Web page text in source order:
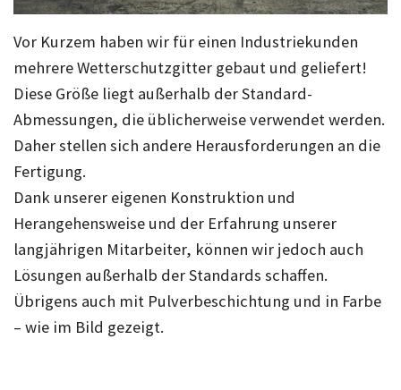
Vor Kurzem haben wir für einen Industriekunden
mehrere Wetterschutzgitter gebaut und geliefert!
Diese Größe liegt außerhalb der Standard-
Abmessungen, die üblicherweise verwendet werden.
Daher stellen sich andere Herausforderungen an die
Fertigung.
Dank unserer eigenen Konstruktion und
Herangehensweise und der Erfahrung unserer
langjährigen Mitarbeiter, können wir jedoch auch
Lösungen außerhalb der Standards schaffen.
Übrigens auch mit Pulverbeschichtung und in Farbe
– wie im Bild gezeigt.